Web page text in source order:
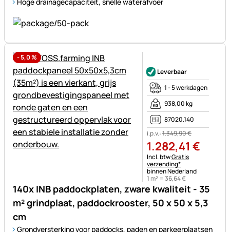
-5,0%
140x INB paddockplaten, zware kwaliteit - 35
m² grindplaat, paddockrooster, 50 x 50 x 5,3
cm
Grondversterking voor paddocks, paden en parkeerplaatsen
Leverbaar
1 - 5 werkdagen
938,00 kg
87020.140
i.p.v.:1.349,90€
1.282,41 €
Belastinginformatie:
Incl. btwGratis
verzending*
binnen Nederland
1 m² =36,64€